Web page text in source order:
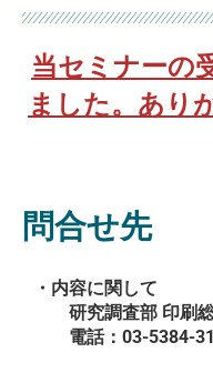
当セミナーの
ました。あり
問合せ先
・内容に関して
研究調査部 印
電話：03-5384-